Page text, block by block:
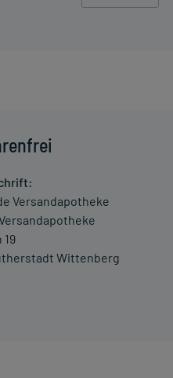
und wird deshalb
Übelkeit, Erbrechen
umgehend mit einem
Versandapotheke
19
Wittenberg